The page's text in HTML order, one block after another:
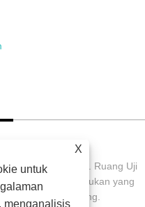
Co., Ltd. Ruang Uji
Ruang Uji Pelapukan yang
undang-undang.
X
untuk
menganalisis